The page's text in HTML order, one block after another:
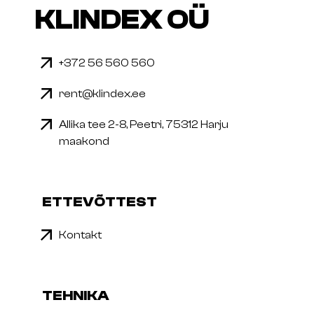
KLINDEX OÜ
+372 56 560 560
rent@klindex.ee
Allika tee 2-8, Peetri, 75312 Harju
maakond
ETTEVÕTTEST
Kontakt
TEHNIKA